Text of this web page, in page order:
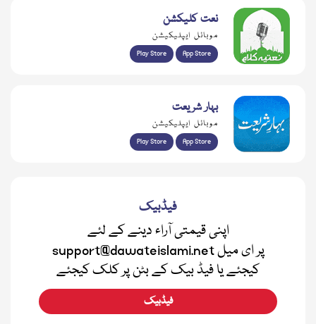
نعت کلیکشن
موبائل ایپلیکیشن
Play Store App Store
بہار شریعت
موبائل ایپلیکیشن
Play Store App Store
فیڈبیک
اپنی قیمتی آراء دینے کے لئے
support@dawateislami.net پر ای میل
کیجئے یا فیڈ بیک کے بٹن پر کلک کیجئے
فیڈبیک